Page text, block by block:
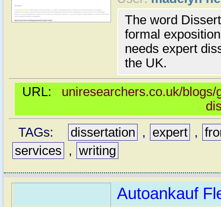
The word
formal
needs expert
the UK.
URL: uniresearchers.co.uk/
TAGs:
dissertation , expert ,
services
, writing
Autoankauf